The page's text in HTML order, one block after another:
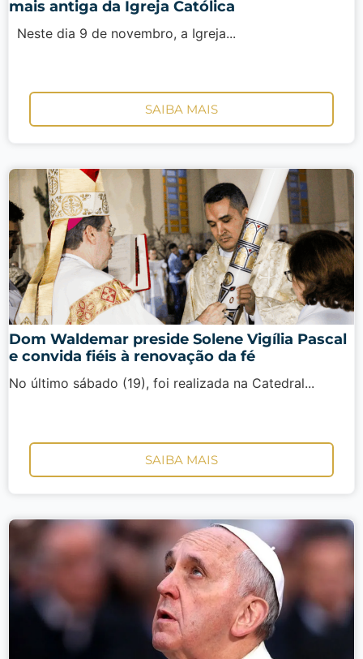
mais antiga da Igreja Católica
Neste dia 9 de novembro, a Igreja...
SAIBA MAIS
Dom Waldemar preside Solene Vigília Pascal
e convida fiéis à renovação da fé
No último sábado (19), foi realizada na Catedral...
SAIBA MAIS